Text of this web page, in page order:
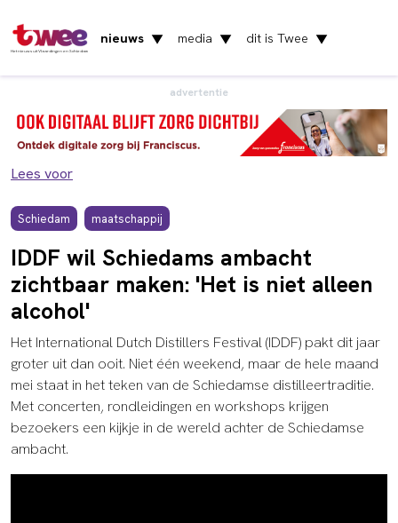
Het nieuws uit Vlaardingen en Schiedam
nieuws ▼ media ▼ dit is Twee ▼
advertentie
Lees voor
Schiedam maatschappij
IDDF wil Schiedams ambacht
zichtbaar maken: 'Het is niet alleen
alcohol'
Het International Dutch Distillers Festival (IDDF) pakt dit jaar
groter uit dan ooit. Niet één weekend, maar de hele maand
mei staat in het teken van de Schiedamse distilleertraditie.
Met concerten, rondleidingen en workshops krijgen
bezoekers een kijkje in de wereld achter de Schiedamse
ambacht.